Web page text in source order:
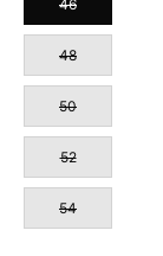
46
48
50
52
54